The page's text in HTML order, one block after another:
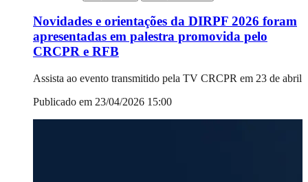
Novidades e orientações da DIRPF 2026 foram
apresentadas em palestra promovida pelo
CRCPR e RFB
Assista ao evento transmitido pela TV CRCPR em 23 de abril
Publicado em 23/04/2026 15:00